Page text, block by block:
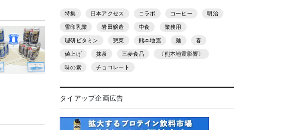
特集 日本アクセス コラボ コーヒー 明治
雪印乳業 岩田醸造 中食 業務用
理研ビタミン 惣菜 熊本地震 麺 春
値上げ 抹茶 三菱食品 〔熊本地震影響〕
味の素 チョコレート
タイアップ企画広告